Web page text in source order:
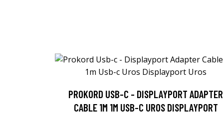
PROKORD USB-C - DISPLAYPORT ADAPTER
CABLE 1M 1M USB-C UROS DISPLAYPORT